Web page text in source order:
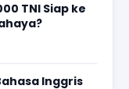
TNI Siap ke
Inggris